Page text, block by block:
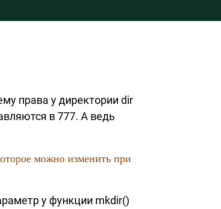
права у директории dir
в 777. А ведь
можно изменить при
у функции mkdir()